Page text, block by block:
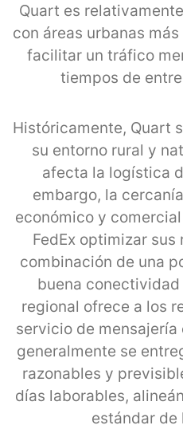
Quart es
con áreas urbanas
facilitar un tráfico
tiempos de
Históricamente, Quart
su entorno rural y
afecta la logística
embargo, la
económico y
FedEx optimizar
combinación de una
buena
regional ofrece a los
servicio de
generalmente se
razonables y
días laborables,
estándar de